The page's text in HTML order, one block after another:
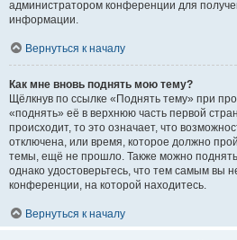
администратором конференции для
информации.
Вернуться к началу
Как мне вновь поднять мою тему?
Щёлкнув по ссылке «Поднять тему» при
«поднять» её в верхнюю часть первой
происходит, то это означает, что
отключена, или время, которое должно
темы, ещё не прошло. Также можно поднять
однако удостоверьтесь, что тем самым вы
конференции, на которой находитесь.
Вернуться к началу